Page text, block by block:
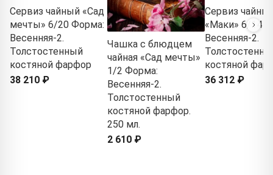
Сервиз чайный «Сад
мечты» 6/20 Форма:
Весенняя-2.
Толстостенный
костяной фарфор
38 210 ₽
Чашка с блюдцем
чайная «Сад мечты»
1/2 Форма:
Весенняя-2.
Толстостенный
костяной фарфор.
250 мл.
2 610 ₽
Сервиз
«Маки» 6/14
Весенняя-2.
костяной
36 312 ₽